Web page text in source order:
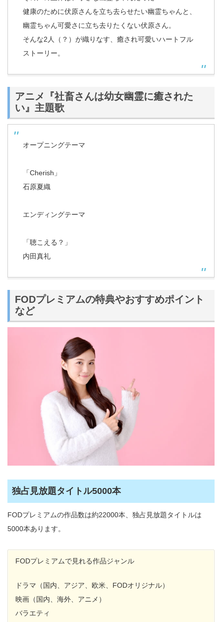
健康のために伏原さんを立ち去らせたい幽霊ちゃんと、
幽霊ちゃん可愛さに立ち去りたくない伏原さん。
そんな2人（？）が織りなす、癒され可愛いハートフル
ストーリー。
アニメ『社畜さんは幼女幽霊に癒された
い』主題歌
オープニングテーマ
「Cherish」
石原夏織
エンディングテーマ
「聴こえる？」
内田真礼
FODプレミアムの特典やおすすめポイント
など
独占見放題タイトル5000本
FODプレミアムの作品数は約22000本、独占見放題タイトルは
5000本あります。
FODプレミアムで見れる作品ジャンル
ドラマ（国内、アジア、欧米、FODオリジナル）
映画（国内、海外、アニメ）
バラエティ